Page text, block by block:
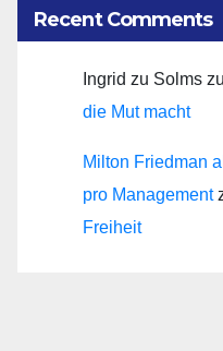
Recent Comments
Ingrid zu Solms zu
die Mut macht
Milton Friedman
pro Management
Freiheit